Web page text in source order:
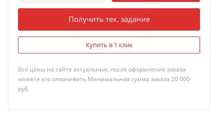
Получить тех. задание
Купить в 1 клик
Все цены на сайте актуальные, после оформления заказа
можете его оплачивать Минимальная сумма заказа 20 000
руб.